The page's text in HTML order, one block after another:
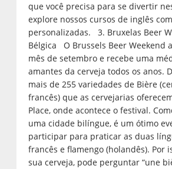
que você precisa para se divertir
explore nossos cursos de inglês
personalizadas. 3. Bruxelas Beer
Bélgica O Brussels Beer Weekend
mês de setembro e recebe uma
amantes da cerveja todos os anos.
mais de 255 variedades de Bière
francês) que as cervejarias
Place, onde acontece o festival.
uma cidade bilíngue, é um ótimo
participar para praticar as duas
francês e flamengo (holandês). Por
sua cerveja, pode perguntar “une